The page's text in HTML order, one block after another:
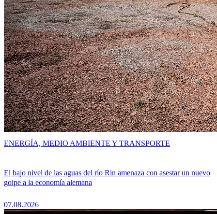
El bajo nivel de las aguas del río Rin amenaza con asestar un nuevo
golpe a la economía alemana
07.08.2026
ENERGÍA, MEDIO AMBIENTE Y TRANSPORTE